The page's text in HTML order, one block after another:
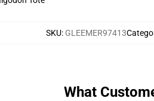
SKU: GLEEMER97413
What